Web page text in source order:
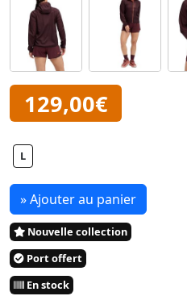
129,00€
L
» Ajouter au panier
Nouvelle collection
Port offert
En stock